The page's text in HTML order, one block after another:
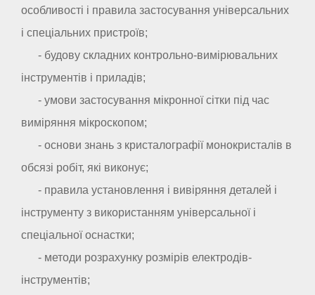
особливості і правила застосування універсальних
і спеціальних пристроїв;
- будову складних контрольно-вимірювальних
інструментів і приладів;
- умови застосування мікронної сітки під час
виміряння мікроскопом;
- основи знань з кристалографії монокристалів в
обсязі робіт, які виконує;
- правила установлення і вивіряння деталей і
інструменту з використанням універсальної і
спеціальної оснастки;
- методи розрахунку розмірів електродів-
інструментів;